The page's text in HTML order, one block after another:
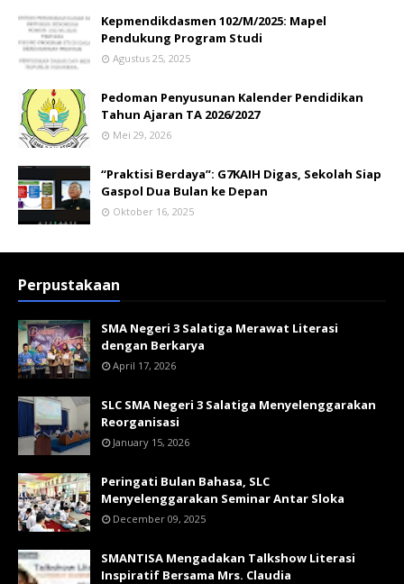
Kepmendikdasmen 102/M/2025: Mapel
Pendukung Program Studi
Agustus 25, 2025
Pedoman Penyusunan Kalender Pendidikan
Tahun Ajaran TA 2026/2027
Mei 29, 2026
“Praktisi Berdaya”: G7KAIH Digas, Sekolah Siap
Gaspol Dua Bulan ke Depan
Oktober 16, 2025
Perpustakaan
SMA Negeri 3 Salatiga Merawat Literasi
dengan Berkarya
April 17, 2026
SLC SMA Negeri 3 Salatiga Menyelenggarakan
Reorganisasi
January 15, 2026
Peringati Bulan Bahasa, SLC
Menyelenggarakan Seminar Antar Sloka
December 09, 2025
SMANTISA Mengadakan Talkshow Literasi
Inspiratif Bersama Mrs. Claudia